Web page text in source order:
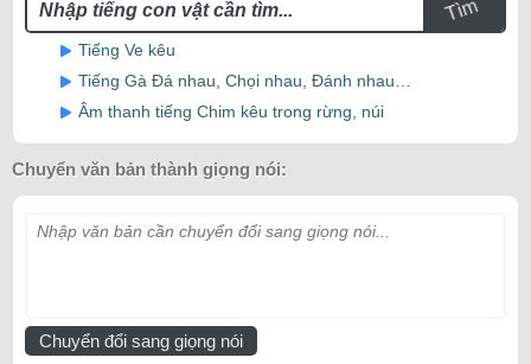
Tìm
Tiếng Ve kêu
Tiếng Gà Đá nhau, Chọi nhau, Đánh nhau…
Âm thanh tiếng Chim kêu trong rừng, núi
Chuyển văn bản thành giọng nói:
Nhập văn bản cần chuyển đổi sang giọng nói...
Chuyển đổi sang giọng nói